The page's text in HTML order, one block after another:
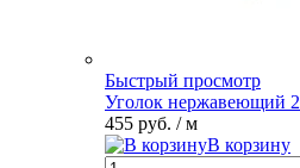
Быстрый просмотр
Уголок нержавеющий
455 руб. / м
В корзину